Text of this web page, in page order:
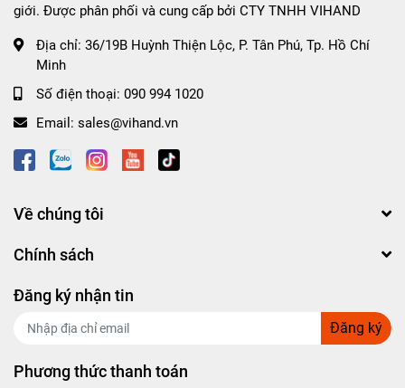
giới. Được phân phối và cung cấp bởi CTY TNHH VIHAND
Địa chỉ: 36/19B Huỳnh Thiện Lộc, P. Tân Phú, Tp. Hồ Chí
Minh
Số điện thoại: 090 994 1020
Email: sales@vihand.vn
Về chúng tôi
Chính sách
Đăng ký nhận tin
Đăng ký
Phương thức thanh toán